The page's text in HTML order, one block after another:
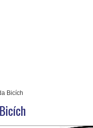
Bicích